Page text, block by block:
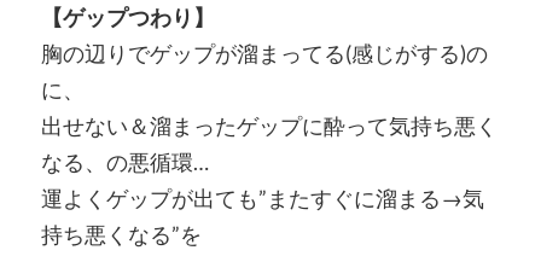
【ゲップつわり】
胸の辺りでゲップが溜まってる(感じがする)の
に、
出せない＆溜まったゲップに酔って気持ち悪く
なる、の悪循環…
運よくゲップが出ても”またすぐに溜まる→気
持ち悪くなる”を